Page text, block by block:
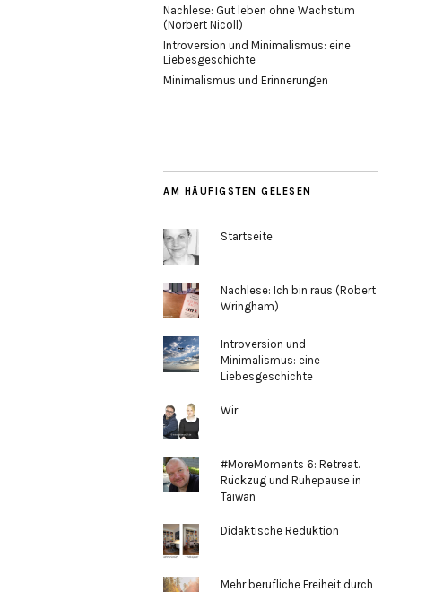
Nachlese: Gut leben ohne Wachstum
(Norbert Nicoll)
Introversion und Minimalismus: eine
Liebesgeschichte
Minimalismus und Erinnerungen
AM HÄUFIGSTEN GELESEN
Startseite
Nachlese: Ich bin raus (Robert
Wringham)
Introversion und
Minimalismus: eine
Liebesgeschichte
Wir
#MoreMoments 6: Retreat.
Rückzug und Ruhepause in
Taiwan
Didaktische Reduktion
Mehr berufliche Freiheit durch